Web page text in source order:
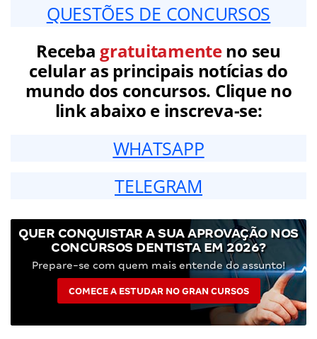
QUESTÕES DE CONCURSOS
Receba gratuitamenteno seu
celular as principais notícias do
mundo dos concursos. Clique no
link abaixo e inscreva-se:
WHATSAPP
TELEGRAM
QUER CONQUISTAR A SUA APROVAÇÃO NOS
CONCURSOS DENTISTA EM 2026?
Prepare-se com quem mais entende do assunto!
COMECE A ESTUDAR NO GRAN CURSOS